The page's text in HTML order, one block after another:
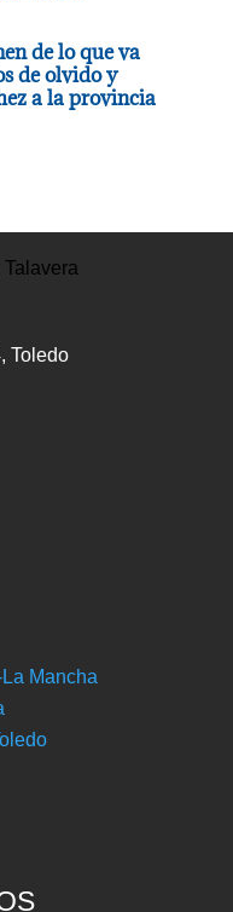
de lo que va
de olvido y
a la provincia
Toledo
Mancha